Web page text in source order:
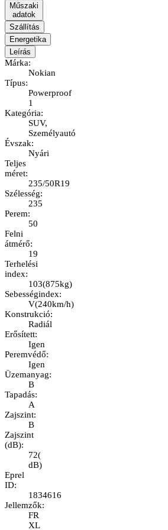
Műszaki
adatok
Szállítás
Energetika
Leírás
Márka:
Nokian
Típus:
Powerproof
1
Kategória:
SUV,
Személyautó
Évszak:
Nyári
Teljes
méret:
235/50R19
Szélesség:
235
Perem:
50
Felni
átmérő:
19
Terhelési
index:
103(875kg)
Sebességindex:
V(240km/h)
Konstrukció:
Radiál
Erősített:
Igen
Peremvédő:
Igen
Üzemanyag:
B
Tapadás:
A
Zajszint:
B
Zajszint
(dB):
72(
dB)
Eprel
ID:
1834616
Jellemzők:
FR
XL